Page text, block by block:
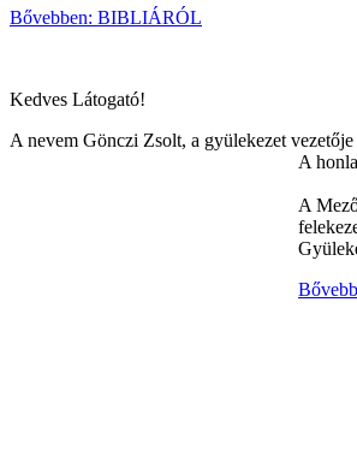
Bővebben: BIBLIÁRÓL
Kedves Látogató!
A nevem Gönczi Zsolt, a gyülekezet
A
A